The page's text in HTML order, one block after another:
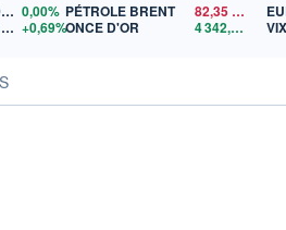
65 606,71 0,00%
26 319,45 +0,69%
PÉTROLE BRENT
82,35$US
ONCE D'OR
4 342,26 $US